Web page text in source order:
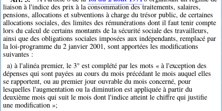
liaison à l'indice des prix à la consommation des traitements, salaires,
pensions, allocations et subventions à charge du trésor public, de certaines
allocations sociales, des limites des rémunérations dont il faut tenir compte
lors du calcul de certains montants de la sécurité sociale des travailleurs,
ainsi que des obligations sociales imposées aux indépendants, remplacé par
la loi-programme du 2 janvier 2001, sont apportées les modifications
suivantes :
a) à l'alinéa premier, le 3° est complété par les mots « à l'exception des
dépenses qui sont payées au cours du mois précédant le mois auquel elles
se rapportent, ou au premier jour ouvrable du mois concerné, pour
lesquelles l'augmentation ou la diminution est appliquée à partir du
deuxième mois qui suit le mois dont l'indice atteint le chiffre qui justifie
une modification »;